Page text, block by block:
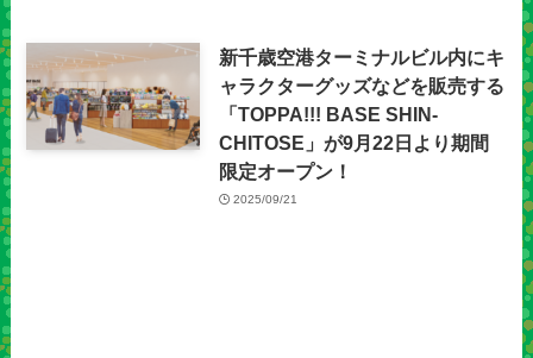
新千歳空港ターミナルビル内にキ
ャラクターグッズなどを販売する
「TOPPA!!! BASE SHIN-
CHITOSE」が9月22日より期間
限定オープン！
2025/09/21